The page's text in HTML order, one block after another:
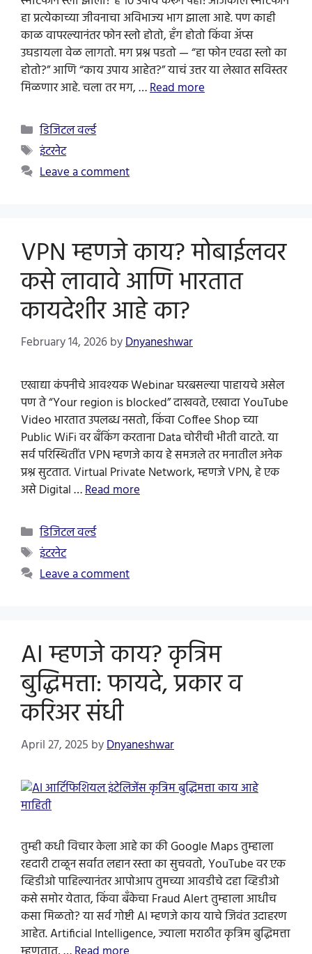
हा प्रत्येकाच्या जीवनाचा अविभाज्य भाग झाला आहे. पण काही
काळ वापरल्यानंतर फोन स्लो होतो, हँग होतो किंवा अ‍ॅप्स
उघडायला वेळ लागतो. मग प्रश्न पडतो — “हा फोन एवढा स्लो का
होतो?” आणि “काय उपाय आहेत?” याचं उत्तर या लेखात सविस्तर
मिळणार आहे. चला तर मग, …Read more
Categories
डिजिटल वर्ल्ड
Tags
इंटरनेट
Leave a comment
VPN म्हणजे काय? मोबाईलवर
कसे लावावे आणि भारतात
कायदेशीर आहे का?
February 14, 2026byDnyaneshwar
एखाद्या कंपनीचे आवश्यक Webinar घरबसल्या पाहायचे असेल
पण ते “Your region is blocked” दाखवते, एखादा YouTube
Video भारतात उपलब्ध नसतो, किंवा Coffee Shop च्या
Public WiFi वर बँकिंग करताना Data चोरीची भीती वाटते. या
सर्व परिस्थितींत VPN म्हणजे काय हे समजले तर मनातील अनेक
प्रश्न सुटतात. Virtual Private Network, म्हणजे VPN, हे एक
असे Digital …Read more
Categories
डिजिटल वर्ल्ड
Tags
इंटरनेट
Leave a comment
AI म्हणजे काय? कृत्रिम
बुद्धिमत्ता: फायदे, प्रकार व
करिअर संधी
April 27, 2025 byDnyaneshwar
तुम्ही कधी विचार केला आहे का की Google Maps तुम्हाला
रहदारी टाळून सर्वात लहान रस्ता का सुचवतो, YouTube वर एक
व्हिडीओ पाहिल्यानंतर आपोआप तुमच्या आवडीचे दहा व्हिडीओ
कसे समोर येतात, किंवा बँकेचा Fraud Alert तुम्हाला आधीच
कसा मिळतो? या सर्व गोष्टी AI म्हणजे काय याचे जिवंत उदाहरण
आहेत. Artificial Intelligence, ज्याला मराठीत कृत्रिम बुद्धिमत्ता